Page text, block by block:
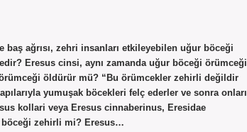
baş ağrısı, zehri insanları etkileyebilen uğur böceği
Eresus cinsi, aynı zamanda uğur böceği örümceği
öldürür mü? “Bu örümcekler zehirli değildir
yumuşak böcekleri felç ederler ve sonra onları
kollari veya Eresus cinnaberinus, Eresidae
böceği zehirli mi? Eresus…